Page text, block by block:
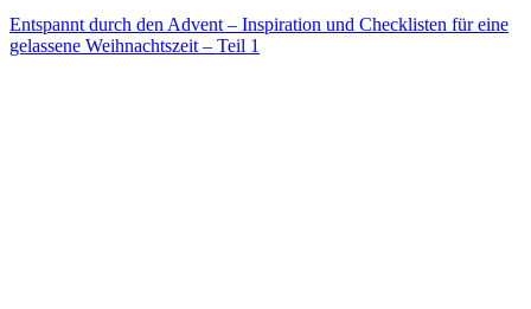
Entspannt durch den Advent – Inspiration und Checklisten für eine
gelassene Weihnachtszeit – Teil 1